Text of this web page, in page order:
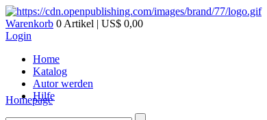
Warenkorb 0 Artikel | US$ 0,00
Login
Home
Katalog
Autor werden
Hilfe
Homepage